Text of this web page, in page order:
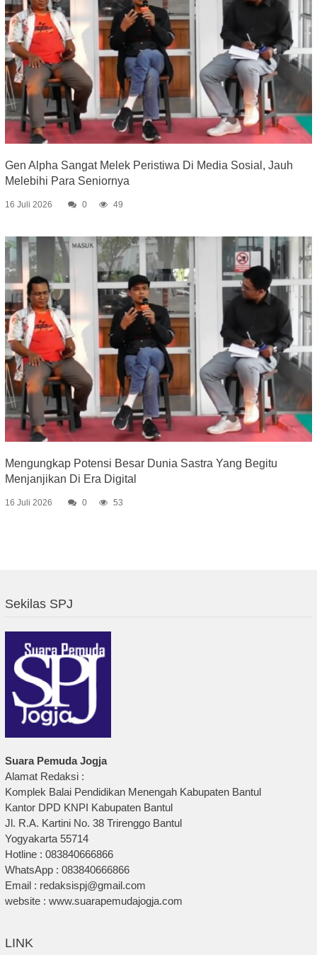
Gen Alpha Sangat Melek Peristiwa Di Media Sosial, Jauh
Melebihi Para Seniornya
16 Juli 2026 0 49
Mengungkap Potensi Besar Dunia Sastra Yang Begitu
Menjanjikan Di Era Digital
16 Juli 2026 0 53
Sekilas SPJ
Suara Pemuda Jogja
Alamat Redaksi :
Komplek Balai Pendidikan Menengah Kabupaten Bantul
Kantor DPD KNPI Kabupaten Bantul
Jl. R.A. Kartini No. 38 Trirenggo Bantul
Yogyakarta 55714
Hotline : 083840666866
WhatsApp : 083840666866
Email : redaksispj@gmail.com
website : www.suarapemudajogja.com
LINK